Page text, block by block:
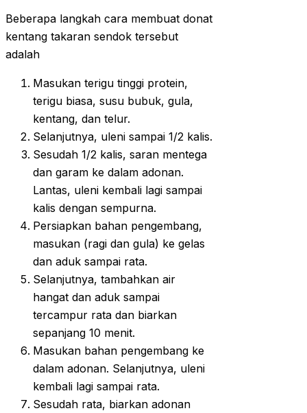
Beberapa langkah cara membuat donat
kentang takaran sendok tersebut
adalah
Masukan terigu tinggi protein,
terigu biasa, susu bubuk, gula,
kentang, dan telur.
Selanjutnya, uleni sampai 1/2 kalis.
Sesudah 1/2 kalis, saran mentega
dan garam ke dalam adonan.
Lantas, uleni kembali lagi sampai
kalis dengan sempurna.
Persiapkan bahan pengembang,
masukan (ragi dan gula) ke gelas
dan aduk sampai rata.
Selanjutnya, tambahkan air
hangat dan aduk sampai
tercampur rata dan biarkan
sepanjang 10 menit.
Masukan bahan pengembang ke
dalam adonan. Selanjutnya, uleni
kembali lagi sampai rata.
Sesudah rata, biarkan adonan